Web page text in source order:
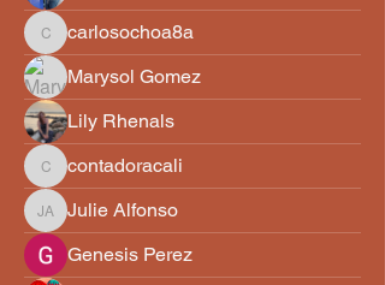
carlosochoa8a
carlosochoa8a
Marysol Gomez
Lily Rhenals
contadoracali
contadoracali
Julie Alfonso
Julie Alfonso
Genesis Perez